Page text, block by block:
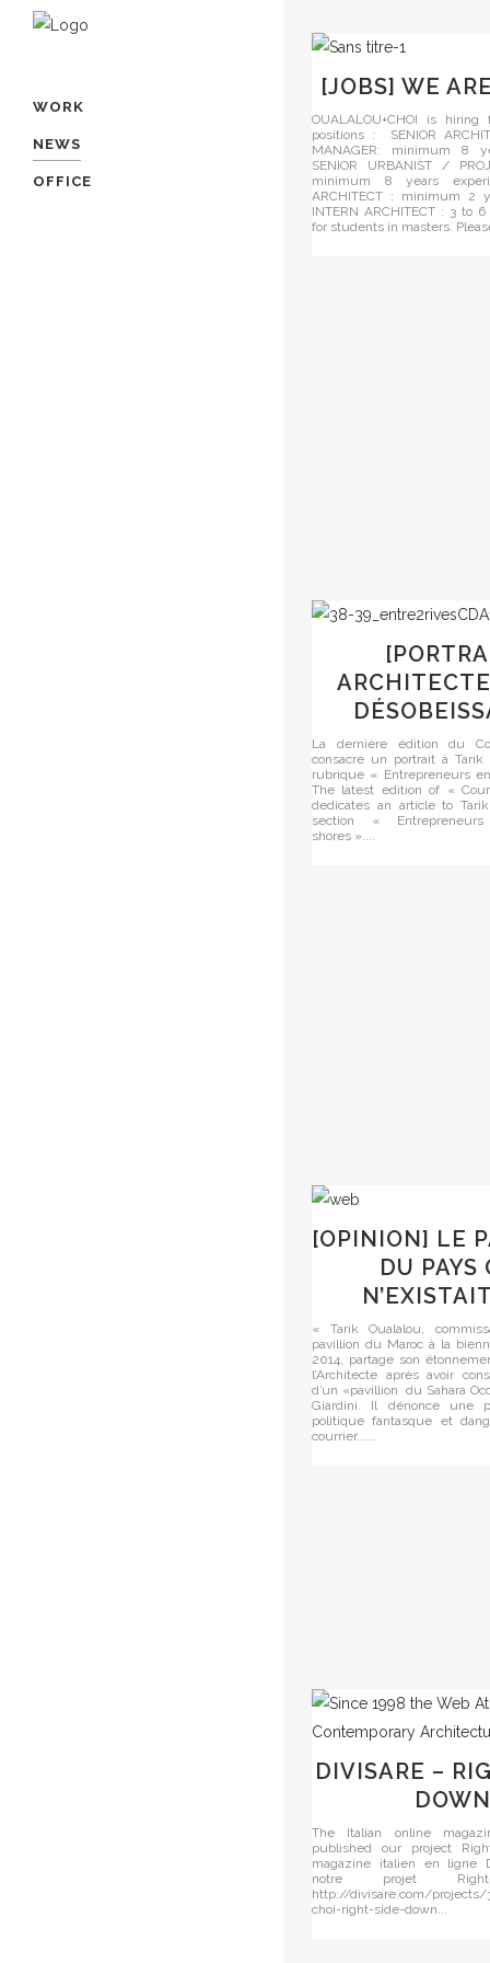
WORK
NEWS
OFFICE
[JOBS] WE
OUALALOU+CHOI is
positions : SENIOR
MANAGER: minimum 8
SENIOR URBANIST /
minimum 8 years
ARCHITECT : minimum 2
INTERN ARCHITECT : 3 to
for students in masters.
La dernière édition du
consacre un portrait à Tarik
rubrique « Entrepreneurs
The latest edition of «
dedicates an article to
section «
shores »....
[OPINION] LE
DU PAYS
« Tarik Oualalou,
pavillion du Maroc à la
2014, partage son
l’Architecte après avoir
d’un «pavillion du Sahara
Giardini. Il dénonce une
politique fantasque et
courrier......
DIVISARE –
The Italian online
published our project
magazine italien en ligne
notre projet
http://divisare.com/projects/
choi-right-side-down...